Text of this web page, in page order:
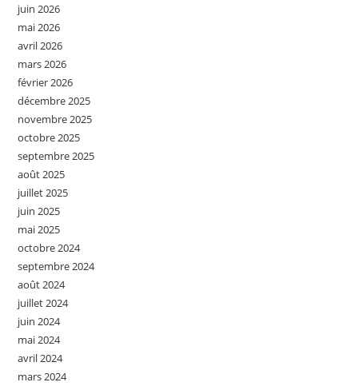
juin 2026
mai 2026
avril 2026
mars 2026
février 2026
décembre 2025
novembre 2025
octobre 2025
septembre 2025
août 2025
juillet 2025
juin 2025
mai 2025
octobre 2024
septembre 2024
août 2024
juillet 2024
juin 2024
mai 2024
avril 2024
mars 2024